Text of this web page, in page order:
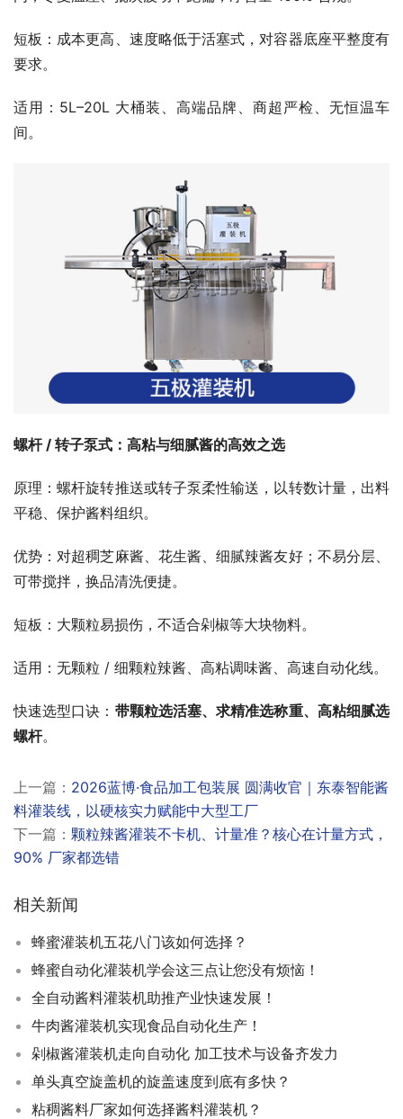
短板：成本更高、速度略低于活塞式，对容器底座平整度有
要求。​
适用：5L–20L 大桶装、高端品牌、商超严检、无恒温车
间。​
螺杆 / 转子泵式：高粘与细腻酱的高效之选
原理：螺杆旋转推送或转子泵柔性输送，以转数计量，出料
平稳、保护酱料组织。​
优势：对超稠芝麻酱、花生酱、细腻辣酱友好；不易分层、
可带搅拌，换品清洗便捷。​
短板：大颗粒易损伤，不适合剁椒等大块物料。​
适用：无颗粒 / 细颗粒辣酱、高粘调味酱、高速自动化线。​
快速选型口诀： 带颗粒选活塞、求精准选称重、高粘细腻选
螺杆。
上一篇： 2026蓝博·食品加工包装展 圆满收官｜东泰智能酱
料灌装线，以硬核实力赋能中大型工厂
下一篇： 颗粒辣酱灌装不卡机、计量准？核心在计量方式，
90% 厂家都选错
相关新闻
蜂蜜灌装机五花八门该如何选择？
蜂蜜自动化灌装机学会这三点让您没有烦恼！
全自动酱料灌装机助推产业快速发展！
牛肉酱灌装机实现食品自动化生产！
剁椒酱灌装机走向自动化 加工技术与设备齐发力
单头真空旋盖机的旋盖速度到底有多快？
粘稠酱料厂家如何选择酱料灌装机？